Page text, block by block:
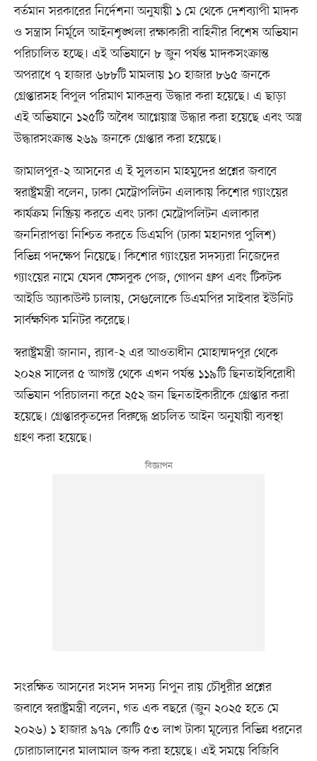
বর্তমান সরকারের নির্দেশনা অনুযায়ী ১ মে থেকে দেশব্যাপী মাদক
ও সন্ত্রাস নির্মূলে আইনশৃঙ্খলা রক্ষাকারী বাহিনীর বিশেষ অভিযান
পরিচালিত হচ্ছে। এই অভিযানে ৮ জুন পর্যন্ত মাদকসংক্রান্ত
অপরাধে ৭ হাজার ৬৮৮টি মামলায় ১০ হাজার ৮৬৫ জনকে
গ্রেপ্তারসহ বিপুল পরিমাণ মাকদ্রব্য উদ্ধার করা হয়েছে। এ ছাড়া
এই অভিযানে ১২৫টি অবৈধ আগ্নেয়াস্ত্র উদ্ধার করা হয়েছে এবং অস্ত্র
উদ্ধারসংক্রান্ত ২৬৯ জনকে গ্রেপ্তার করা হয়েছে।
জামালপুর-২ আসনের এ ই সুলতান মাহমুদের প্রশ্নের জবাবে
স্বরাষ্ট্রমন্ত্রী বলেন, ঢাকা মেট্রোপলিটন এলাকায় কিশোর গ্যাংয়ের
কার্যক্রম নিষ্ক্রিয় করতে এবং ঢাকা মেট্রোপলিটন এলাকার
জননিরাপত্তা নিশ্চিত করতে ডিএমপি (ঢাকা মহানগর পুলিশ)
বিভিন্ন পদক্ষেপ নিয়েছে। কিশোর গ্যাংয়ের সদস্যরা নিজেদের
গ্যাংয়ের নামে যেসব ফেসবুক পেজ, গোপন গ্রুপ এবং টিকটক
আইডি অ্যাকাউন্ট চালায়, সেগুলোকে ডিএমপির সাইবার ইউনিট
সার্বক্ষণিক মনিটর করেছে।
স্বরাষ্ট্রমন্ত্রী জানান, র‍্যাব-২ এর আওতাধীন মোহাম্মদপুর থেকে
২০২৪ সালের ৫ আগস্ট থেকে এখন পর্যন্ত ১১৯টি ছিনতাইবিরোধী
অভিযান পরিচালনা করে ২৫২ জন ছিনতাইকারীকে গ্রেপ্তার করা
হয়েছে। গ্রেপ্তারকৃতদের বিরুদ্ধে প্রচলিত আইন অনুযায়ী ব্যবস্থা
গ্রহণ করা হয়েছে।
সংরক্ষিত আসনের সংসদ সদস্য নিপুন রায় চৌধুরীর প্রশ্নের
জবাবে স্বরাষ্ট্রমন্ত্রী বলেন, গত এক বছরে (জুন ২০২৫ হতে মে
২০২৬) ১ হাজার ৯৭৯ কোটি ৫৩ লাখ টাকা মূল্যের বিভিন্ন ধরনের
চোরাচালানের মালামাল জব্দ করা হয়েছে। এই সময়ে বিজিবি